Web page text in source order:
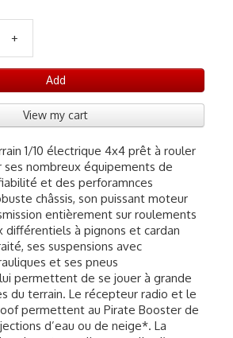
+
Add
View my cart
1/10 électrique 4x4 prêt à rouler
ses nombreux équipements de
et des perforamnces
châssis, son puissant moteur
entièrement sur roulements
différentiels à pignons et cardan
ses suspensions avec
et ses pneus
permettent de se jouer à grande
du terrain. Le récepteur radio et le
permettent au Pirate Booster de
d’eau ou de neige*. La